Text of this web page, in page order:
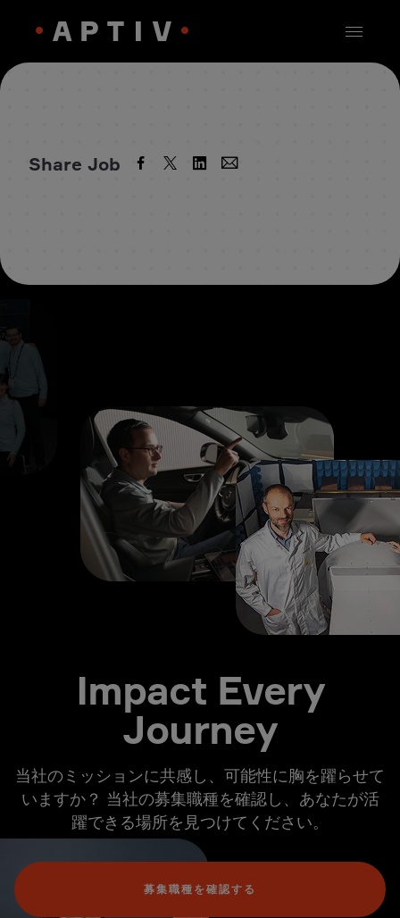
Share Job
Impact Every
Journey
当社のミッションに共感し、可能性に胸を躍らせて
いますか？ 当社の募集職種を確認し、あなたが活
躍できる場所を見つけてください。
募集職種を確認する